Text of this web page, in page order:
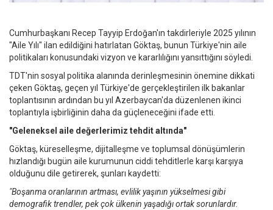
Cumhurbaşkanı Recep Tayyip Erdoğan'ın takdirleriyle 2025 yılının
"Aile Yılı" ilan edildiğini hatırlatan Göktaş, bunun Türkiye'nin aile
politikaları konusundaki vizyon ve kararlılığını yansıttığını söyledi.
TDT'nin sosyal politika alanında derinleşmesinin önemine dikkati
çeken Göktaş, geçen yıl Türkiye'de gerçekleştirilen ilk bakanlar
toplantısının ardından bu yıl Azerbaycan'da düzenlenen ikinci
toplantıyla işbirliğinin daha da güçleneceğini ifade etti.
"Geleneksel aile değerlerimiz tehdit altında"
Göktaş, küreselleşme, dijitalleşme ve toplumsal dönüşümlerin
hızlandığı bugün aile kurumunun ciddi tehditlerle karşı karşıya
olduğunu dile getirerek, şunları kaydetti:
"Boşanma oranlarının artması, evlilik yaşının yükselmesi gibi
demografik trendler, pek çok ülkenin yaşadığı ortak sorunlardır.